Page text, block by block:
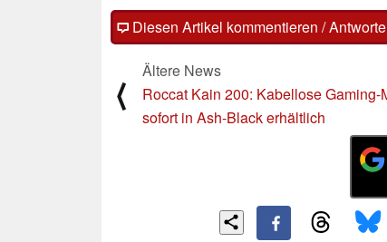
Diesen Artikel kommentieren /
⟨
Ältere News
Roccat Kain 200: Kabellose Gaming-
sofort in Ash-Black erhältlich